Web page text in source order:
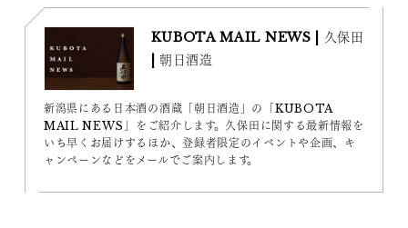
KUBOTA MAIL NEWS | 久保田
| 朝日酒造
新潟県にある日本酒の酒蔵「朝日酒造」の「KUBOTA
MAIL NEWS」をご紹介します。久保田に関する最新情報を
いち早くお届けするほか、登録者限定のイベントや企画、キ
ャンペーンなどをメールでご案内します。